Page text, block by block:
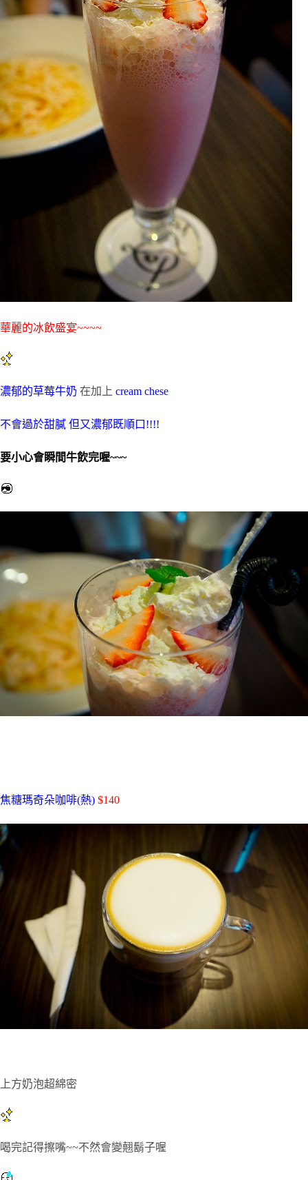
華麗的冰飲盛宴~~~~
濃郁的草莓牛奶 在加上 cream chese
不會過於甜膩 但又濃郁既順口!!!!
要小心會瞬間牛飲完喔~~~
焦糖瑪奇朵咖啡(熱) $140
上方奶泡超綿密
喝完記得擦嘴~~不然會變翹鬍子喔